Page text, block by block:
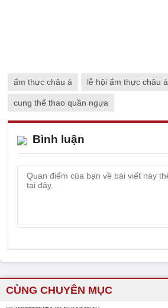
ẩm thực châu á lễ hội ẩm thực châu á
cung thể thao quần ngựa
Bình luận
CÙNG CHUYÊN MỤC